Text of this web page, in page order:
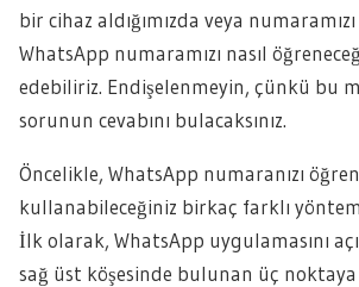
bir cihaz aldığımızda veya
WhatsApp numaramızı nasıl
edebiliriz. Endişelenmeyin, çünkü bu
sorunun cevabını bulacaksınız.
Öncelikle, WhatsApp numaranızı
kullanabileceğiniz birkaç farklı
İlk olarak, WhatsApp uygulamasını
sağ üst köşesinde bulunan üç noktaya